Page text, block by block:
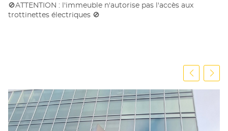
🚫ATTENTION : l'immeuble n'autorise pas l'accès aux
trottinettes électriques 🚫